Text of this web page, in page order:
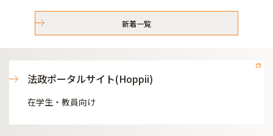
新着一覧
法政ポータルサイト(Hoppii)
在学生・教員向け